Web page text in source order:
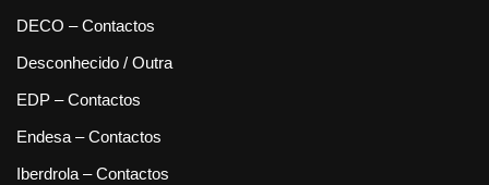
DECO – Contactos
Desconhecido / Outra
EDP – Contactos
Endesa – Contactos
Iberdrola – Contactos